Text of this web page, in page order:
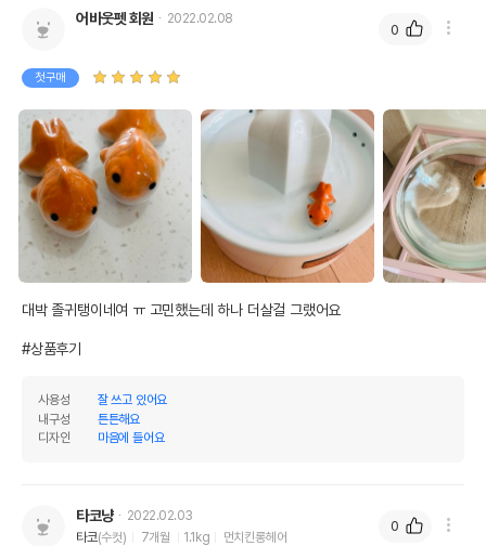
어바웃펫 회원 2022.02.08
첫구매
대박 졸귀탱이네여 ㅠ 고민했는데 하나 더살걸 그랬어요
#상품후기
사용성
잘 쓰고 있어요
내구성
튼튼해요
디자인
마음에 들어요
0
타코냥
2022.02.03
타코(수컷) 7개월 1.1kg 먼치킨롱헤어
0